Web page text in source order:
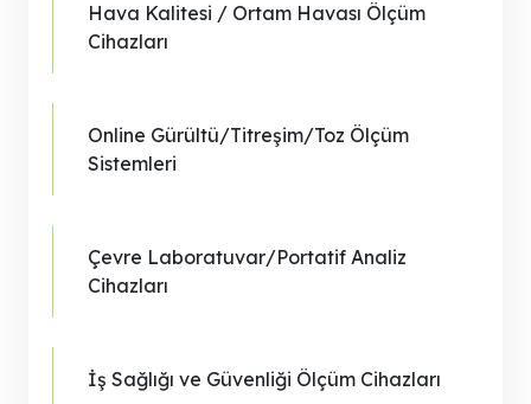
Hava Kalitesi / Ortam Havası Ölçüm
Cihazları
Online Gürültü/Titreşim/Toz Ölçüm
Sistemleri
Çevre Laboratuvar/Portatif Analiz
Cihazları
İş Sağlığı ve Güvenliği Ölçüm Cihazları